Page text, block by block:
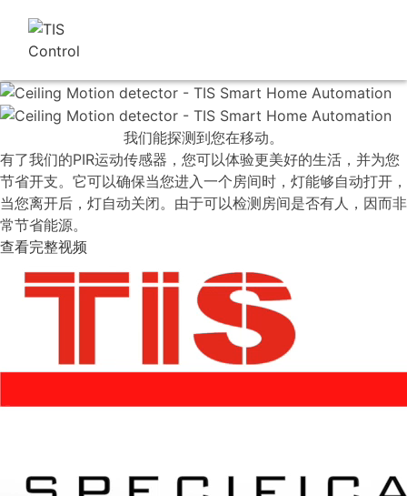
我们能探测到您在移动。
有了我们的PIR运动传感器，您可以体验更美好的生活，并为您
节省开支。它可以确保当您进入一个房间时，灯能够自动打开，
当您离开后，灯自动关闭。由于可以检测房间是否有人，因而非
常节省能源。
查看完整视频